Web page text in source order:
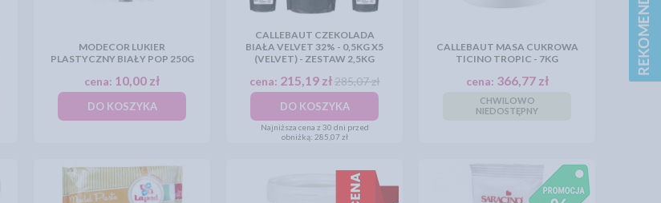
MODECOR LUKIER
PLASTYCZNY BIAŁY POP 250G
cena: 10,00 zł
DO KOSZYKA
CALLEBAUT CZEKOLADA
BIAŁA VELVET 32% - 0,5KG X5
(VELVET) - ZESTAW 2,5KG
cena: 215,19 zł 285,07 zł
DO KOSZYKA
Najniższa cena z 30 dni przed
obniżką: 285,07 zł
CALLEBAUT MASA CUKROWA
TICINO TROPIC - 7KG
cena: 366,77 zł
CHWILOWO
NIEDOSTĘPNY